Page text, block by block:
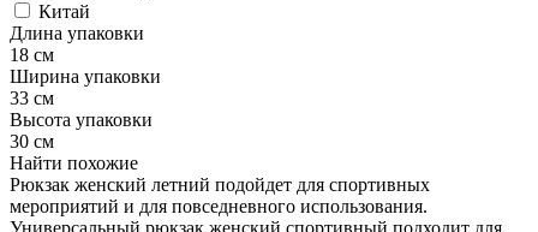
Китай
Длина упаковки
18 см
Ширина упаковки
33 см
Высота упаковки
30 см
Найти похожие
Рюкзак женский летний подойдет для спортивных
мероприятий и для повседневного использования.